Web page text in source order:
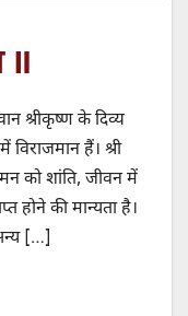
॥
श्रीकृष्ण के दिव्य
हैं। श्री
को शांति, जीवन में
होने की मान्यता है।
[…]